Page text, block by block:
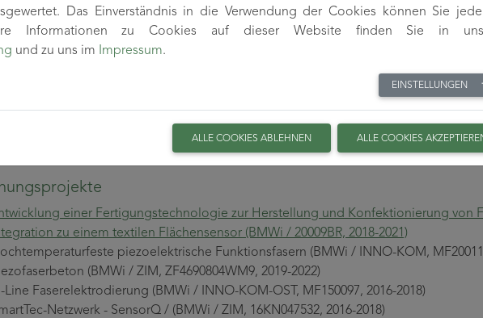
einer Fertigungstechnologie zur Herstellung und Konfektionierung von
zu einem textilen Flächensensor (BMWi / 20009BR, 2018-2021)
piezoelektrische Funktionsfasern (BMWi / INNO-KOM,
(BMWi / ZIM, ZF4690804WM9, 2019-2022)
Line Faserelektrodierung (BMWi / INNO-KOM-OST, MF150097, 2016-2018)
Netzwerk - SensorQ / (BMWi / ZIM, 16KN047532, 2016-2018)
Das Einverständnis in die Verwendung der Cookies können Sie
Informationen zu Cookies auf dieser Website finden Sie in
und zu uns im Impressum.
EINSTELLUNGEN
ALLE COOKIES ABLEHNEN ALLE COOKIES